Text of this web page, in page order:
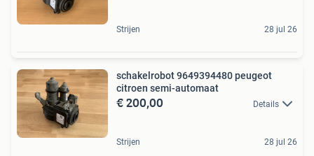
Strijen 28 jul 26
schakelrobot 9649394480 peugeot
citroen semi-automaat
€ 200,00 Details
Strijen 28 jul 26